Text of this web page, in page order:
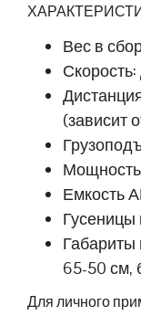
Вес в
(зависит
Мощность
Емкость
65-50 см,
Для личного